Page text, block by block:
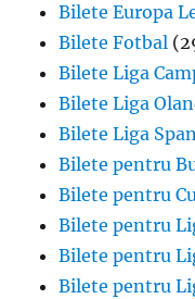
Bilete Europa
Bilete Fotbal
Bilete Liga
Bilete Liga
Bilete Liga
Bilete pentru
Bilete pentru
Bilete pentru
Bilete pentru
Bilete pentru